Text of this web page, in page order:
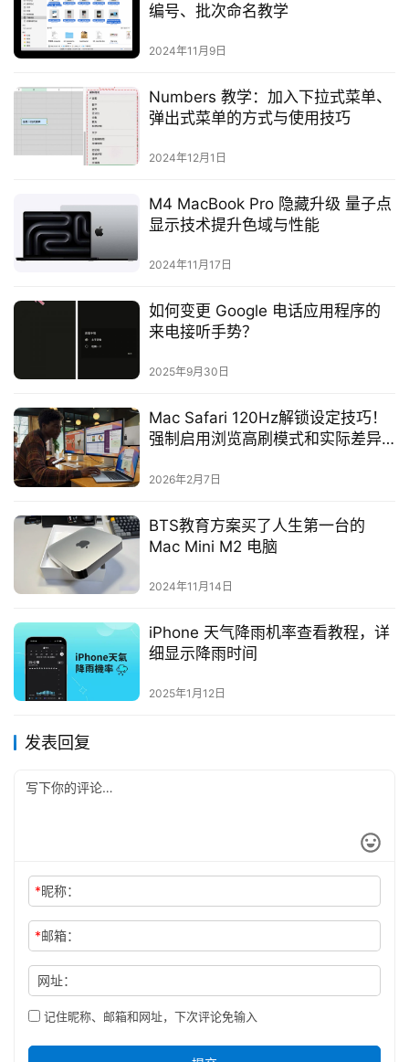
编号、批次命名教学
2024年11月9日
Numbers 教学：加入下拉式菜单、
弹出式菜单的方式与使用技巧
2024年12月1日
M4 MacBook Pro 隐藏升级 量子点
显示技术提升色域与性能
2024年11月17日
如何变更 Google 电话应用程序的
来电接听手势？
2025年9月30日
Mac Safari 120Hz解锁设定技巧！
强制启用浏览高刷模式和实际差异
2026年2月7日
BTS教育方案买了人生第一台的
Mac Mini M2 电脑
2024年11月14日
iPhone 天气降雨机率查看教程，详
细显示降雨时间
2025年1月12日
发表回复
*昵称：
*邮箱：
网址：
记住昵称、邮箱和网址，下次评论免输入